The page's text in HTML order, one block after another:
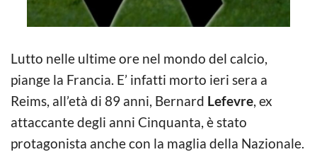
Lutto nelle ultime ore nel mondo del calcio,
piange la Francia. E’ infatti morto ieri sera a
Reims, all’età di 89 anni, Bernard Lefevre, ex
attaccante degli anni Cinquanta, è stato
protagonista anche con la maglia della Nazionale.